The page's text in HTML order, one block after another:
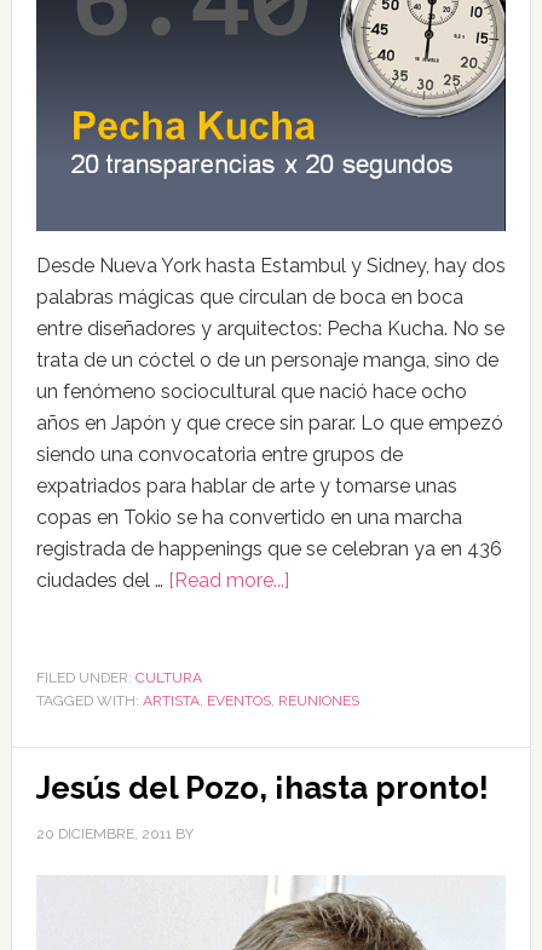
Desde Nueva York hasta Estambul y Sidney, hay dos
palabras mágicas que circulan de boca en boca
entre diseñadores y arquitectos: Pecha Kucha. No se
trata de un cóctel o de un personaje manga, sino de
un fenómeno sociocultural que nació hace ocho
años en Japón y que crece sin parar. Lo que empezó
siendo una convocatoria entre grupos de
expatriados para hablar de arte y tomarse unas
copas en Tokio se ha convertido en una marcha
registrada de happenings que se celebran ya en 436
ciudades del … [Read more...]
FILED UNDER: CULTURA
TAGGED WITH: ARTISTA, EVENTOS, REUNIONES
Jesús del Pozo, ¡hasta pronto!
20 DICIEMBRE, 2011BY